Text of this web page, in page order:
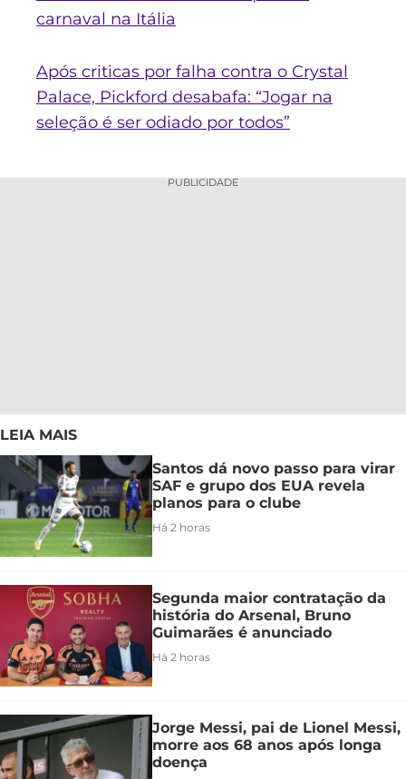
carnaval na Itália
Após criticas por falha contra o Crystal
Palace, Pickford desabafa: “Jogar na
seleção é ser odiado por todos”
PUBLICIDADE
LEIA MAIS
Santos dá novo passo para virar
SAF e grupo dos EUA revela
planos para o clube
Há 2 horas
Segunda maior contratação da
história do Arsenal, Bruno
Guimarães é anunciado
Há 2 horas
Jorge Messi, pai de Lionel Messi,
morre aos 68 anos após longa
doença